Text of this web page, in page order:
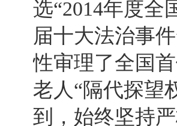
选“2014年度全
届十大法治事
性审理了全国
老人“隔代探望
到，始终坚持